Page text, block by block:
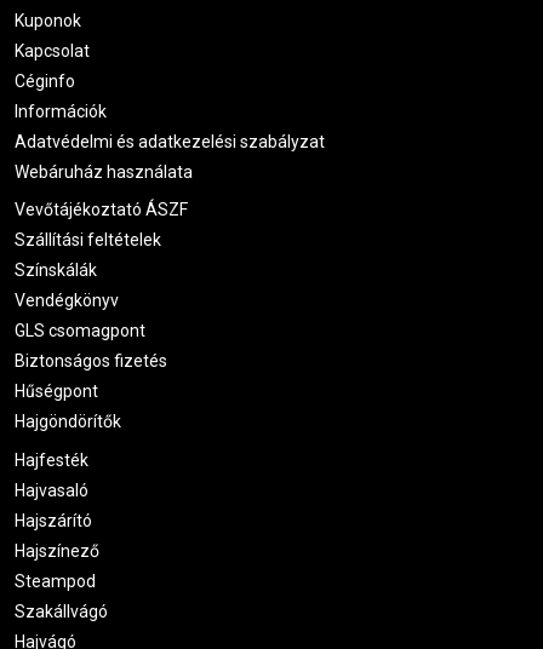
Kuponok
Kapcsolat
Céginfo
Információk
Adatvédelmi és adatkezelési szabályzat
Webáruház használata
Vevőtájékoztató ÁSZF
Szállítási feltételek
Színskálák
Vendégkönyv
GLS csomagpont
Biztonságos fizetés
Hűségpont
Hajgöndörítők
Hajfesték
Hajvasaló
Hajszárító
Hajszínező
Steampod
Szakállvágó
Hajvágó